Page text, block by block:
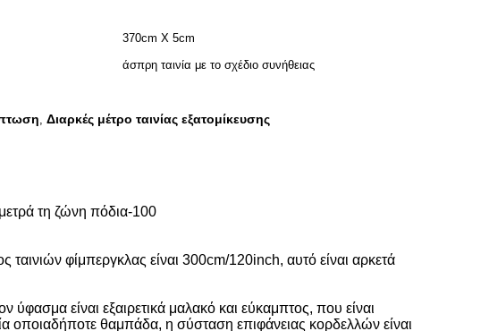
370cm X 5cm
άσπρη ταινία με το σχέδιο συνήθειας
, Διαρκές μέτρο ταινίας εξατομίκευσης
τη ζώνη πόδια-100
φίμπεργκλας είναι 300cm/120inch, αυτό είναι αρκετά
είναι εξαιρετικά μαλακό και εύκαμπτος, που είναι
οποιαδήποτε θαμπάδα, η σύσταση επιφάνειας κορδελλών είναι